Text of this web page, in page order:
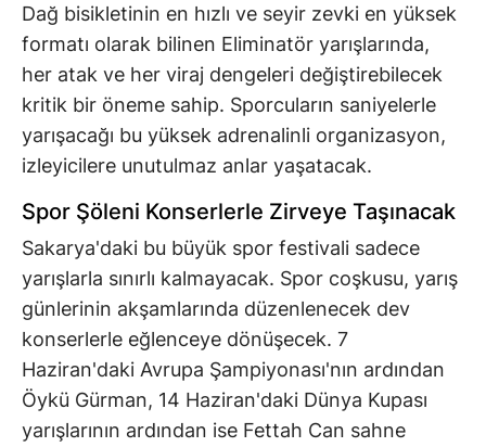
Dağ bisikletinin en hızlı ve seyir zevki en yüksek
formatı olarak bilinen Eliminatör yarışlarında,
her atak ve her viraj dengeleri değiştirebilecek
kritik bir öneme sahip. Sporcuların saniyelerle
yarışacağı bu yüksek adrenalinli organizasyon,
izleyicilere unutulmaz anlar yaşatacak.
Spor Şöleni Konserlerle Zirveye Taşınacak
Sakarya'daki bu büyük spor festivali sadece
yarışlarla sınırlı kalmayacak. Spor coşkusu, yarış
günlerinin akşamlarında düzenlenecek dev
konserlerle eğlenceye dönüşecek. 7
Haziran'daki Avrupa Şampiyonası'nın ardından
Öykü Gürman, 14 Haziran'daki Dünya Kupası
yarışlarının ardından ise Fettah Can sahne